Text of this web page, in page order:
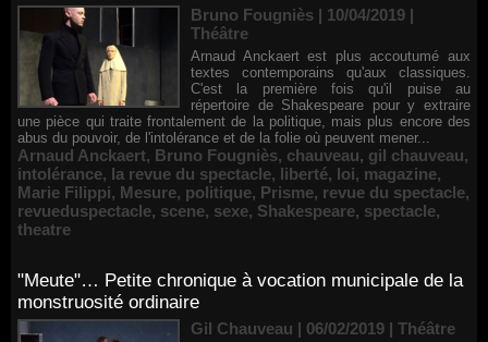
Bruno Fougniès | 10/04/2019 |
Théâtre
Arnaud Anckaert est plus accoutumé aux
textes contemporains qu'aux classiques.
C'est la première fois qu'il puise au
répertoire de Shakespeare pour y extraire
une pièce qui traite frontalement de la politique, mais plus encore des
abus du pouvoir, de l'intolérance et de la folie où peuvent mener...
Arnaud Anckaert, Bruno Fougniès, chauveau, gil chauveau,
intolérance, la revue du spectacle, liberté, loi, magazine,
Marie Filippi, Mesure, politique, Prisme, revue du spectacle,
revueduspectacle, scene, sexe, Shakespeare, spectacle,
theatre
"Meute"… Petite chronique à vocation municipale de la
monstruosité ordinaire
Gil Chauveau | 06/02/2019 | Théâtre